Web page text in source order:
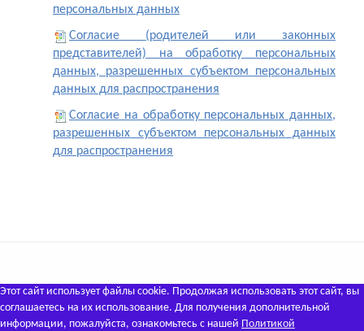
персональных данных
Согласие (родителей или законных
представителей) на обработку персональных
данных, разрешенных субъектом персональных
данных для распространения
Согласие на обработку персональных данных,
разрешенных субъектом персональных данных
для распространения
Этот сайт использует файлы cookie. Продолжая использовать этот сайт, вы
соглашаетесь на их использование. Для получения дополнительной
информации, пожалуйста, ознакомьтесь с нашей Политикой